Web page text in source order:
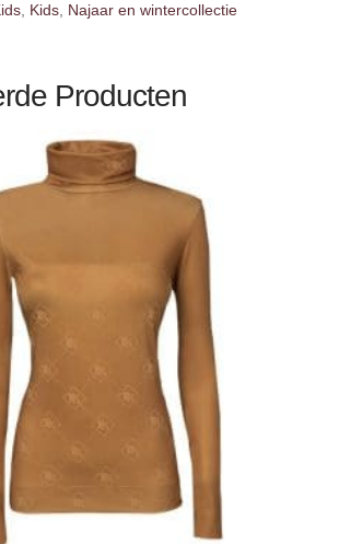
, Kids, Najaar en wintercollectie
Producten